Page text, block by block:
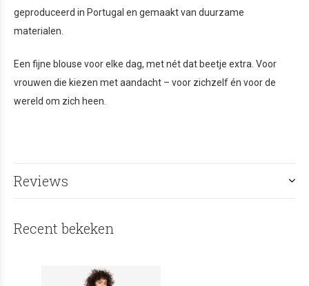
geproduceerd in Portugal en gemaakt van duurzame
materialen.
Een fijne blouse voor elke dag, met nét dat beetje extra. Voor
vrouwen die kiezen met aandacht – voor zichzelf én voor de
wereld om zich heen.
Reviews
Recent bekeken